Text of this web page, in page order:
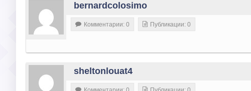
bernardcolosimo
Комментарии: 0 Публикации: 0
sheltonlouat4